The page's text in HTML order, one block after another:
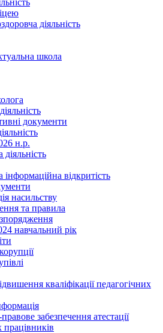
діяльність
школа
документи
н.р.
інформаційна відкритість
насильству
та правила
навчальний рік
кваліфікації педагогічних
забезпечення атестації
працівників